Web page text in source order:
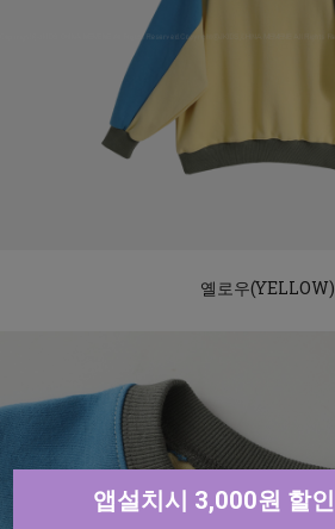
옐로우(YELLOW)
앱설치시 3,000원 할